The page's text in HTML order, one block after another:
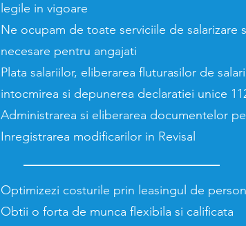
legile in vigoare
Ne ocupam de toate serviciile de salarizare
necesare pentru angajati
Plata salariilor, eliberarea fluturasilor de
intocmirea si depunerea declaratiei unice
Administrarea si eliberarea documentelor
Inregistrarea modificarilor in Revisal
Optimizezi costurile prin leasingul de
Obtii o forta de munca flexibila si calificata